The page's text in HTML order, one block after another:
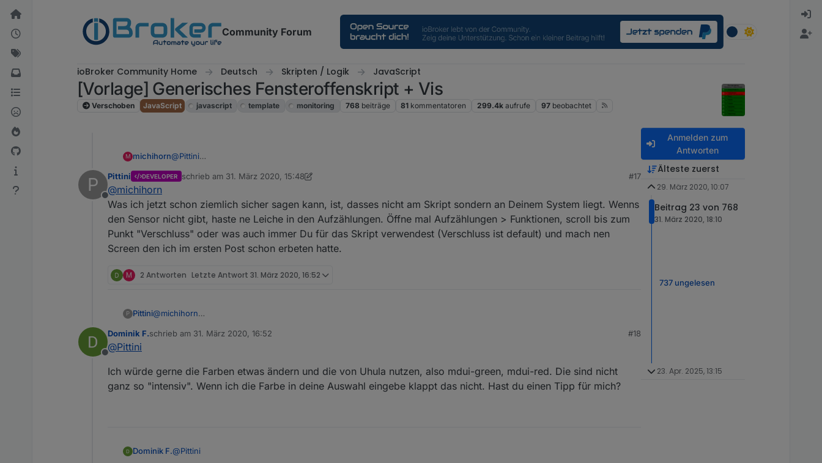
Weiter zum Inhalt
Community Forum
ioBroker Community Home Deutsch Skripten / Logik JavaScript
[Vorlage] Generisches Fensteroffenskript + Vis
Verschoben JavaScript javascript template monitoring 768 beiträge 81 kommentatoren 299.4k aufrufe 97 beobachtet
M michihorn@Pittini
P
Offline
Pittini DEVELOPER schrieb am 31. März 2020, 15:48
zuletzt editiert von Pittini
#17
@michihorn
Was ich jetzt schon ziemlich sicher sagen kann, ist, dasses nicht am Skript sondern an Deinem System liegt. Wenns
den Sensor nicht gibt, haste ne Leiche in den Aufzählungen. Öffne mal Aufzählungen > Funktionen, scroll bis zum
Punkt "Verschluss" oder was auch immer Du für das Skript verwendest (Verschluss ist default) und mach nen
Screen den ich im ersten Post schon erbeten hatte.
M 2 Antworten Letzte Antwort 31. März 2020, 16:52
P Pittini@michihorn
Sensor nicht gibt, haste ne Leiche in den Aufzählungen. Öffne mal Aufzählungen > Funktionen, scroll bis zum Punkt
Offline
Dominik F.schrieb am 31. März 2020, 16:52
zuletzt editiert von
#18
@Pittini
Ich würde gerne die Farben etwas ändern und die von Uhula nutzen, also mdui-green, mdui-red. Die sind nicht
ganz so "intensiv". Wenn ich die Farbe in deine Auswahl eingebe klappt das nicht. Hast du einen Tipp für mich?
Dominik F.@Pittini
Anmelden zum
Antworten
Älteste zuerst
29. März 2020, 10:07
Beitrag 23 von 768
31. März 2020, 18:10
737 ungelesen
23. Apr. 2025, 13:15